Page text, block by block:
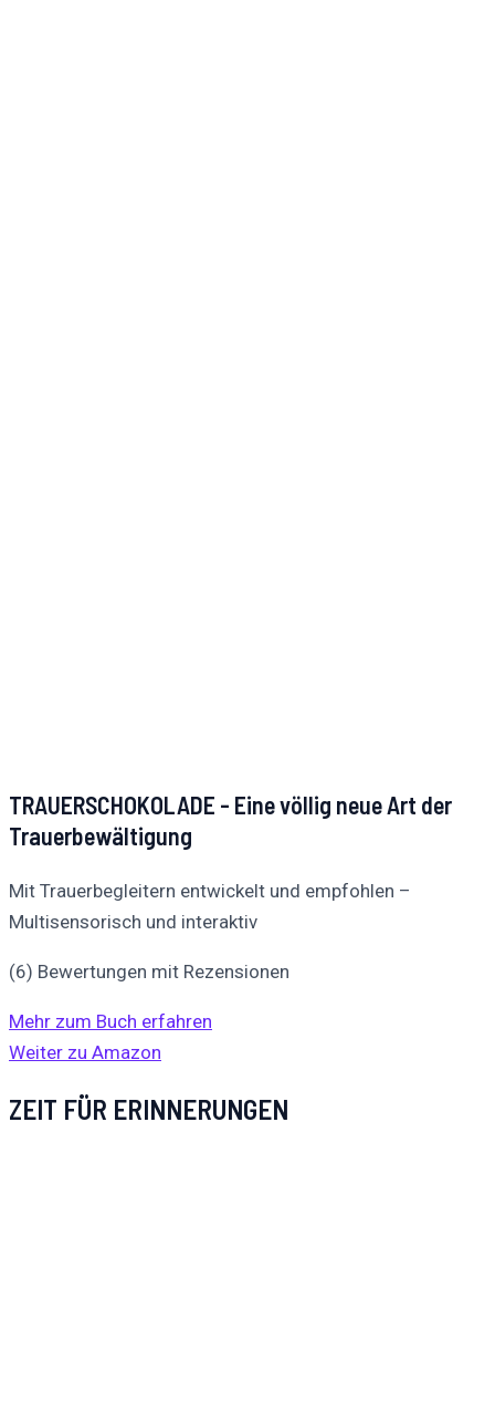
TRAUERSCHOKOLADE - Eine völlig neue Art der
Trauerbewältigung
Mit Trauerbegleitern entwickelt und empfohlen –
Multisensorisch und interaktiv
(6) Bewertungen mit Rezensionen
Mehr zum Buch erfahren
Weiter zu Amazon
ZEIT FÜR ERINNERUNGEN